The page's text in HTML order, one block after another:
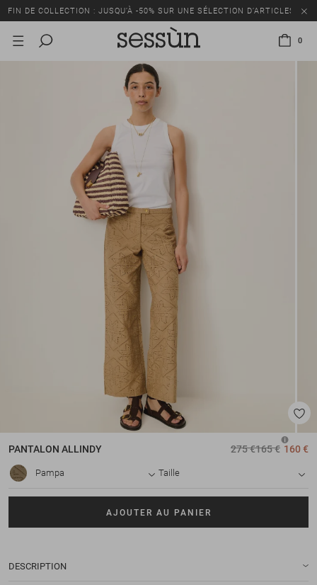
FIN DE COLLECTION : JUSQU’À -50% SUR UNE SÉLECTION D’ARTICLES
0
PANTALON ALLINDY 275 €165 € 160 €
Pampa Taille
AJOUTER AU PANIER
DESCRIPTION